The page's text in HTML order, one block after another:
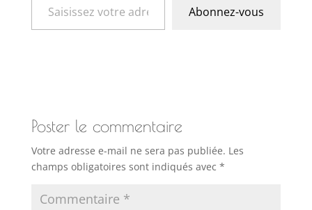
Abonnez-vous
Poster le commentaire
Votre adresse e-mail ne sera pas publiée. Les
champs obligatoires sont indiqués avec *